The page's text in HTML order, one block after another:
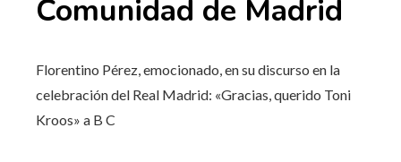
Comunidad de Madrid
Florentino Pérez, emocionado, en su discurso en la
celebración del Real Madrid: «Gracias, querido Toni
Kroos» a B C